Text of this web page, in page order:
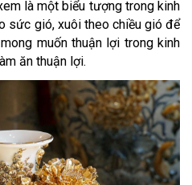
là một biểu tượng trong kinh
sức gió, xuôi theo chiều gió để
muốn thuận lợi trong kinh
ăn thuận lợi.